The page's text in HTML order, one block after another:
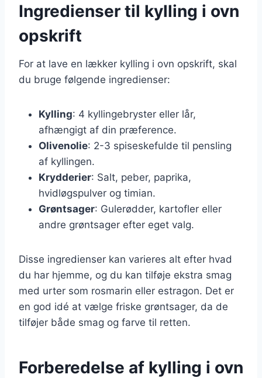
Ingredienser til kylling i ovn
opskrift
For at lave en lækker kylling i ovn opskrift, skal
du bruge følgende ingredienser:
Kylling: 4 kyllingebryster eller lår,
afhængigt af din præference.
Olivenolie: 2-3 spiseskefulde til pensling
af kyllingen.
Krydderier: Salt, peber, paprika,
hvidløgspulver og timian.
Grøntsager: Gulerødder, kartofler eller
andre grøntsager efter eget valg.
Disse ingredienser kan varieres alt efter hvad
du har hjemme, og du kan tilføje ekstra smag
med urter som rosmarin eller estragon. Det er
en god idé at vælge friske grøntsager, da de
tilføjer både smag og farve til retten.
Forberedelse af kylling i ovn